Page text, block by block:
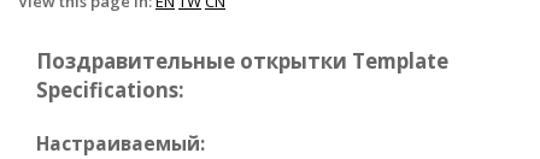
Поздравительные открытки Template
Specifications:
Настраиваемый: